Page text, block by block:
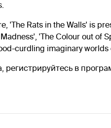
'The Rats in the Walls' is
'The Colour out of
curdling imaginary worlds
в